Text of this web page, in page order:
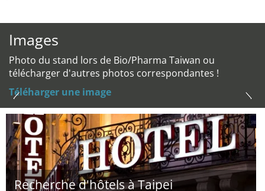
Images
Photo du stand lors de Bio/Pharma Taiwan ou
télécharger d'autres photos correspondantes !
Téléharger une image
Recherche d'hôtels à Taipei